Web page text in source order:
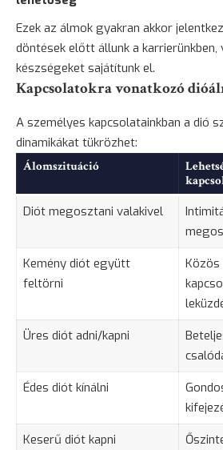
Ezek az álmok gyakran akkor
döntések előtt állunk a karrierünkben,
készségeket sajátítunk el.
Kapcsolatokra vonatkozó
A személyes kapcsolatainkban a dió
dinamikákat tükrözhet:
Álomszituáció
Diót megosztani valakivel
Kemény diót együtt
feltörni
Üres diót adni/kapni
Édes diót kínálni
Keserű diót kapni